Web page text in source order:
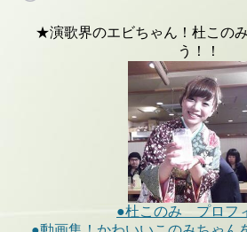
★演歌界のエビちゃん！杜この
う！！
●杜このみ プロフ